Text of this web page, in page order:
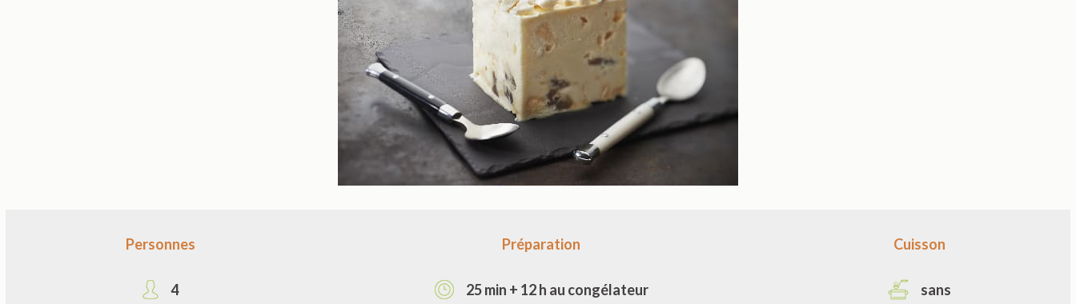
Personnes
4
Préparation
25 min + 12 h au congélateur
Cuisson
sans